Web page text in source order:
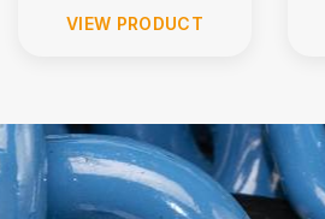
VIEW PRODUCT